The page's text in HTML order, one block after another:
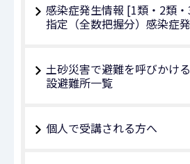
感染症発生情報 [1類・2類・
指定（全数把握分）感染症
土砂災害で避難を呼びかけ
設避難所一覧
個人で受講される方へ